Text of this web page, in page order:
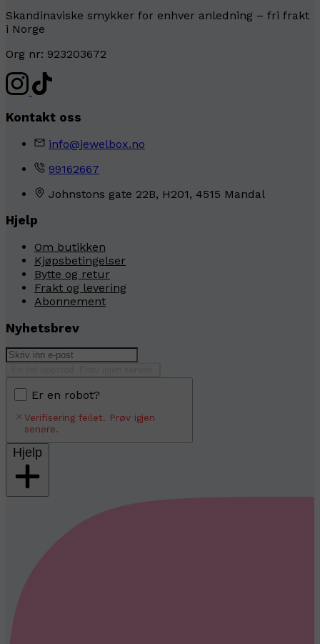
Skandinaviske smykker for enhver anledning – fri frakt
i Norge
Org nr: 923203672
Kontakt oss
info@jewelbox.no
99162667
Johnstons gate 22B, H201, 4515 Mandal
Hjelp
Om butikken
Kjøpsbetingelser
Bytte og retur
Frakt og levering
Abonnement
Nyhetsbrev
Er en robot?
Verifisering feilet. Prøv igjen
senere.
Hjelp